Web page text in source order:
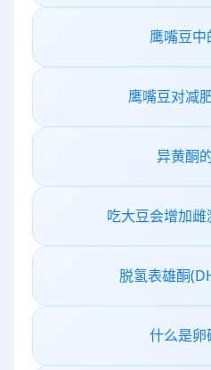
鹰嘴豆中
鹰嘴豆对减
异黄酮
吃大豆会增加雌
脱氢表雄酮
什么是卵